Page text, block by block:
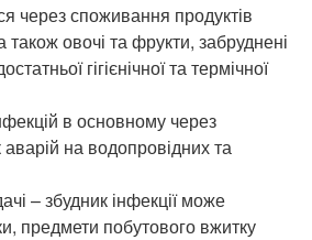
через споживання продуктів
овочі та фрукти, забруднені
гігієнічної та термічної
в основному через
на водопровідних та
– збудник інфекції може
предмети побутового вжитку